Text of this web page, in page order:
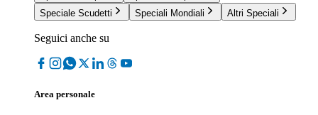
Speciale Scudetti
Speciali Mondiali Altri Speciali
Seguici anche su
Area personale